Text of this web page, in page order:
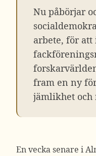
Nu påbörjar
arbete, för
fram en ny
jämlikhet och
En vecka senare i